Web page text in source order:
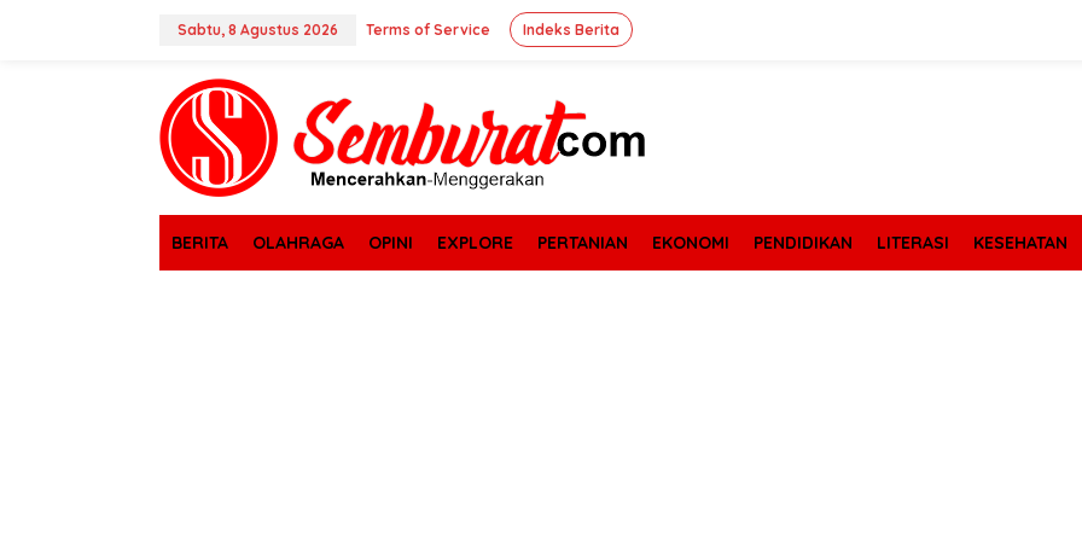
Sabtu, 8 Agustus 2026 Terms of Service Indeks Berita
BERITA OLAHRAGA OPINI EXPLORE PERTANIAN EKONOMI PENDIDIKAN LITERASI KESEHATAN